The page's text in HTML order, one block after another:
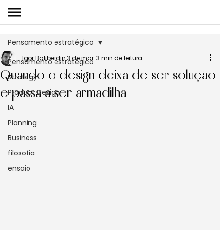
Pensamento estratégico
Strategy
Product Design
IA
Planning
Business
filosofia
ensaio
Pensamento estratégico
Quando o design deixa de ser solução
e passa a ser armadilha
Igor Baliberdin3 de mar.3 min de leitura